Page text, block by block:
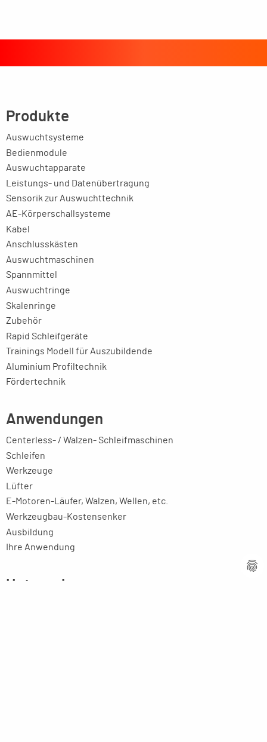
Produkte
Auswuchtsysteme
Bedienmodule
Auswuchtapparate
Leistungs- und Datenübertragung
Sensorik zur Auswuchttechnik
AE-Körperschallsysteme
Kabel
Anschlusskästen
Auswuchtmaschinen
Spannmittel
Auswuchtringe
Skalenringe
Zubehör
Rapid Schleifgeräte
Trainings Modell für Auszubildende
Aluminium Profiltechnik
Fördertechnik
Anwendungen
Centerless- / Walzen- Schleifmaschinen
Schleifen
Werkzeuge
Lüfter
E-Motoren-Läufer, Walzen, Wellen, etc.
Werkzeugbau-Kostensenker
Ausbildung
Ihre Anwendung
Unternehmen